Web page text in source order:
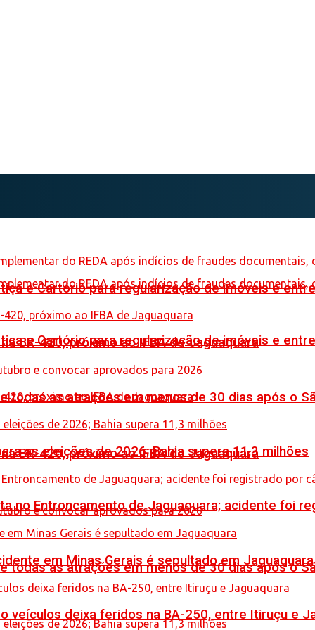
e Cartório para regularização de imóveis e
BR-420, próximo ao IFBA de Jaguaquara
todas as atrações em menos de 30 dias após o
e Cartório para regularização de imóveis e
BR-420, próximo ao IFBA de Jaguaquara
todas as atrações em menos de 30 dias após o
as eleições de 2026; Bahia supera 11,3 milhões
no Entroncamento de Jaguaquara; acidente foi
em Minas Gerais é sepultado em Jaguaquara
veículos deixa feridos na BA-250, entre Itiruçu e